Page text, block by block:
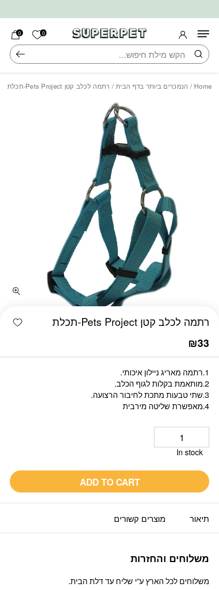
0 הרשימה
0
חיפוש
Home
/ הנמכרים ביותר בדף הבית/ רתמה לכלב קטן Pets Project-תכלת
רתמה לכלב קטן Pets Project-תכלת
₪33
1.רתמה מאריג ניילון איכותי.
2.מותאמת בקלות לגוף הכלב.
3.שתי טבעות מתכת לחיבור הרצועה.
4.מאפשרת שליטה מירבית
In stock
ADD TO CART
תיאור מוצרים קשורים
משלוחים והחזרות
משלוחים לכל הארץ ע”י שליח עד דלת הבית.